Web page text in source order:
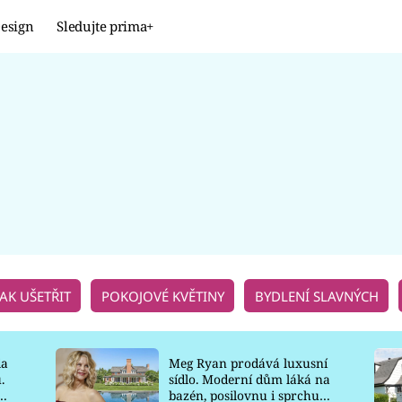
Sledujte prima+
UŠETŘIT POKOJOVÉ KVĚTINY BYDLENÍ SLAVNÝCH
Meg Ryan prodává luxusní
sídlo. Moderní dům láká na
bazén, posilovnu i sprchu